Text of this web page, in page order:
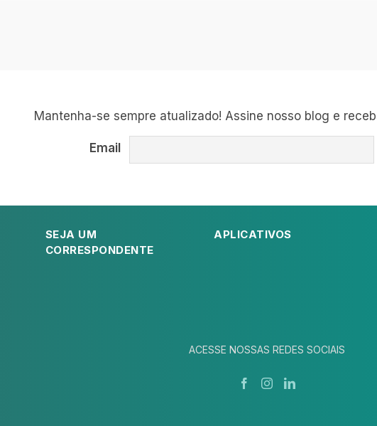
Mantenha-se sempre atualizado! Assine nosso blog e
Email
SEJA UM
CORRESPONDENTE
APLICATIVOS
ACESSE NOSSAS REDES SOCIAIS